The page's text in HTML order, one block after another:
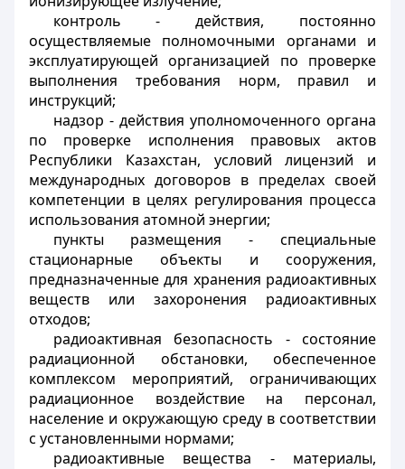
контроль - действия, постоянно
осуществляемые полномочными органами и
эксплуатирующей организацией по проверке
выполнения требования норм, правил и
инструкций;
надзор - действия уполномоченного органа
по проверке исполнения правовых актов
Республики Казахстан, условий лицензий и
международных договоров в пределах своей
компетенции в целях регулирования процесса
использования атомной энергии;
пункты размещения - специальные
стационарные объекты и сооружения,
предназначенные для хранения радиоактивных
веществ или захоронения радиоактивных
отходов;
радиоактивная безопасность - состояние
радиационной обстановки, обеспеченное
комплексом мероприятий, ограничивающих
радиационное воздействие на персонал,
население и окружающую среду в соответствии
с установленными нормами;
радиоактивные вещества - материалы,